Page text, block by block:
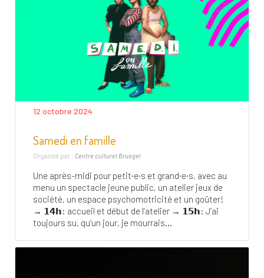
12 octobre 2024
Samedi en famille
Organisé par : Centre culturel Bruegel
Une après-midi pour petit·e·s et grand·e·s, avec au
menu un spectacle jeune public, un atelier jeux de
société, un espace psychomotricité et un goûter!
→ 𝟭𝟰𝗵: accueil et début de l’atelier → 𝟭𝟱𝗵: J’ai
toujours su, qu’un jour, je mourrais...